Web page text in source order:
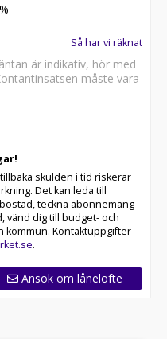
%
Så har vi räknat
är indikativ, hör med
måste vara
skulden i tid riskerar
Det kan leda till
teckna abonnemang
vänd dig till budget- och
kommun. Kontaktuppgifter
.
Ansök om lånelöfte